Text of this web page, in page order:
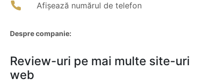
Afișează numărul de telefon
Despre companie:
Review-uri pe mai multe site-uri
web